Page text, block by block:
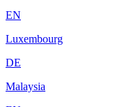
EN
Luxembourg
DE
Malaysia